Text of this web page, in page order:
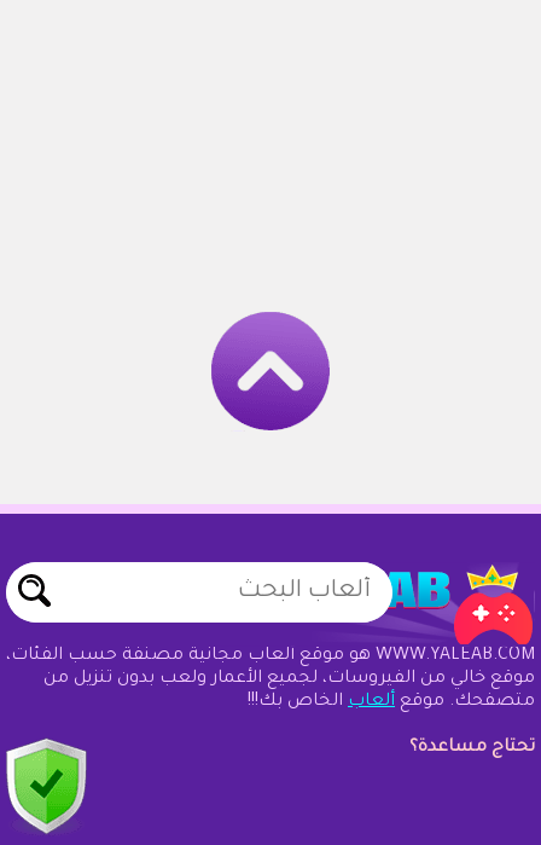
WWW.YALEAB.COM هو موقع ألعاب مجانية مصنفة حسب الفئات،
موقع خالي من الفيروسات، لجميع الأعمار ولعب بدون تنزيل من
متصفحك. موقع ألعاب الخاص بك!!!
تحتاج مساعدة؟